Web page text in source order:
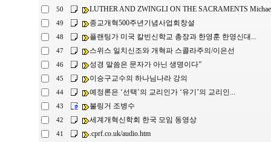
50 LUTHER AND ZWINGLI ON THE SACRAMENTS
49 종교개혁500주년기념사업회창설
48 플랜팅가 미국 칼빈신학교 총장과 한영훈 한영신대...
47 스위스 일치신조와 개혁파 스콜라주의/이은선
46 성경 말씀은 문자가 아닌 생명이다”
45 이승구교수의 하나님나라 강의
44 예정론은 ‘선택’의 교리인가 ‘유기’의 교리인...
43 불링거 조병수
42 세계개혁신학회 한국 모임 동영상
41 .cprf.co.uk/audio.htm